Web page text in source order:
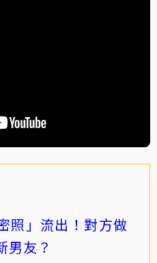
照」流出！對方做
友？